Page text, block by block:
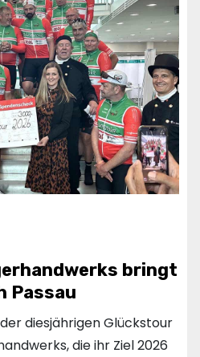
bringt
Passau
diesjährigen Glückstour
die ihr Ziel 2026